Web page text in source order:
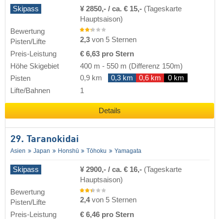
Skipass ¥ 2850,- / ca. € 15,- (Tageskarte
Hauptsaison)
Bewertung
Pisten/Lifte
2,3 von 5 Sternen
Preis-Leistung
€ 6,63 pro Stern
Höhe Skigebiet
400 m - 550 m (Differenz 150m)
Pisten
0,9 km 0,3 km 0,6 km
0 km
Lifte/Bahnen
1
Details
29. Taranokidai
Asien Japan Honshū Tōhoku Yamagata
Skipass ¥ 2900,- / ca. € 16,- (Tageskarte
Hauptsaison)
Bewertung
Pisten/Lifte
2,4von 5 Sternen
Preis-Leistung
€ 6,46 pro Stern